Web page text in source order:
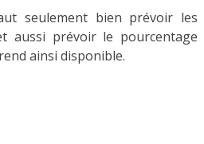
seulement bien prévoir les
aussi prévoir le pourcentage
ainsi disponible.